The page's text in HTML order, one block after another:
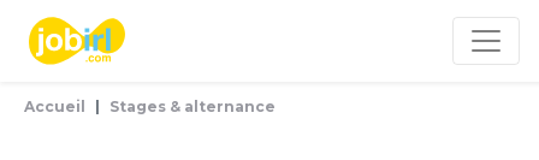
Accueil Stages & alternance
Panneau de gestion des cookies